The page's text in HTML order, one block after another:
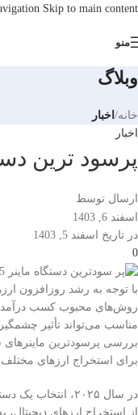
Skip to main content
منو
وبلاگ
خانه/ اخبار
اخبار
پرسود ترین
ارسال توسط
اسفند 6, 1403
در تاریخ اسفند 5, 1403
0
با توجه به رشد روزافزون
روش‌های محبوب کسب درآمد
مناسب می‌تواند تأثیر
برای استخراج ارزهای
در سال ۲۰۲۵،
از استخراج ارزهای